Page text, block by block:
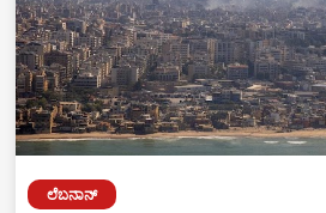
ಲೆಬನಾನ್